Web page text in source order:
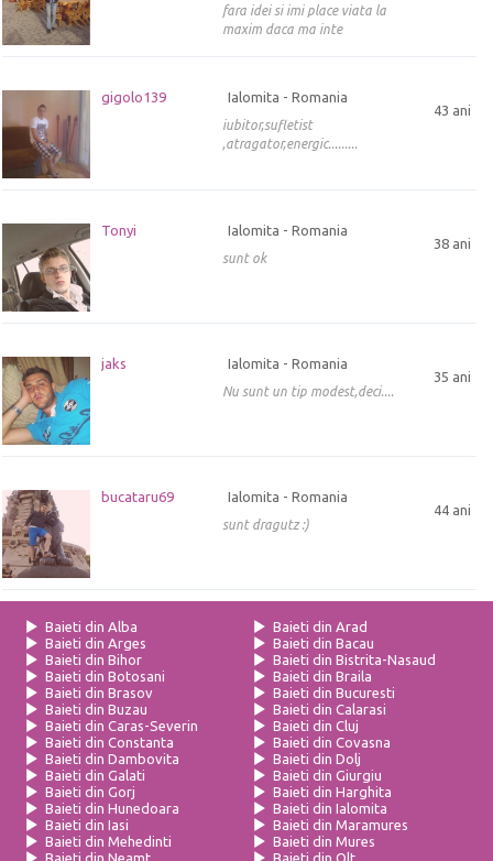
fara idei si imi place viata la
maxim daca ma inte
gigolo139
43 ani
Ialomita - Romania
iubitor,sufletist
,atragator,energic.........
Tonyi
38 ani
Ialomita - Romania
sunt ok
jaks
35 ani
Ialomita - Romania
Nu sunt un tip modest,deci....
bucataru69
44 ani
Ialomita - Romania
sunt dragutz :)
Baieti din Alba
Baieti din Arad
Baieti din Arges
Baieti din Bacau
Baieti din Bihor
Baieti din Bistrita-Nasaud
Baieti din Botosani
Baieti din Braila
Baieti din Brasov
Baieti din Bucuresti
Baieti din Buzau
Baieti din Calarasi
Baieti din Caras-Severin
Baieti din Cluj
Baieti din Constanta
Baieti din Covasna
Baieti din Dambovita
Baieti din Dolj
Baieti din Galati
Baieti din Giurgiu
Baieti din Gorj
Baieti din Harghita
Baieti din Hunedoara
Baieti din Ialomita
Baieti din Iasi
Baieti din Maramures
Baieti din Mehedinti
Baieti din Mures
Baieti din Neamt
Baieti din Olt